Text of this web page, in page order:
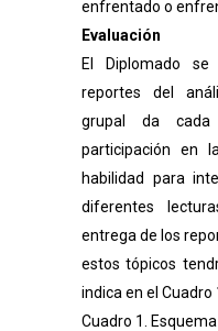
enfrentado o
Evaluación
El Diplomado
reportes del
grupal da
participación en
habilidad para
diferentes
entrega de los
estos tópicos
indica en el Cuadro
Cuadro 1.